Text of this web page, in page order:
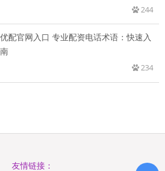
244
配官网入口 专业配资电话术语：快速入
234
友情链接：